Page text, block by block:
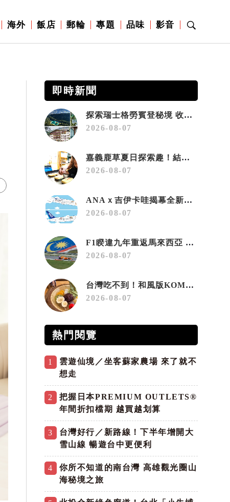
海外 飯店 郵輪 專題 品味 影音
即時新聞
探索瑞士格勞賓登秘境 收藏六種阿爾卑斯夏日療癒之旅
2026-08-07
嘉義鹿草夏日探索趣！結合科學、農場與自然的親子小旅行
2026-08-07
ANAｘ吉伊卡哇揭幕全新彩繪機「Chiikawa JET」
2026-08-07
F1睽違九年重返馬來西亞 三大國際賽事打造10月運動旅遊熱潮 賽車、自行車、路跑同週登場
2026-08-07
台灣吃不到！和風版KOMEDA咖啡讓你吃遍名古屋在地美食
2026-08-07
熱門閱覽
1
雲遊仙境／坐客蘇家農場 來了就不
想走
2
把握日本PREMIUM OUTLETS®
年間折扣檔期 越買越划算
3
台灣好行／新路線！下半年增開大
雪山線 暢遊台中更便利
4
你所不知道的南台灣 高雄觀光圈山
海秘境之旅